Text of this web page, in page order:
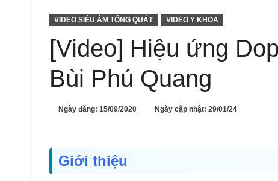
VIDEO SIÊU ÂM TỔNG QUÁT VIDEO Y KHOA
[Video] Hiệu ứng
Bùi Phú Quang
Ngày đăng: 15/09/2020 Ngày cập nhật: 29/01/24
Giới thiệu